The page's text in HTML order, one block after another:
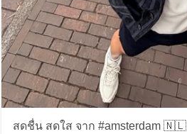
สดชื่น สดใส จาก #amsterdam 🇳🇱